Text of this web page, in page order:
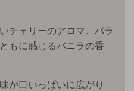
チェリーのアロマ。バラ
もに感じるバニラの香
が口いっぱいに広がり